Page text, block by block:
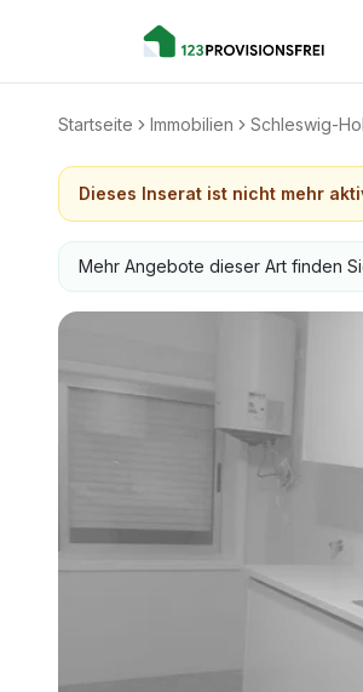
Startseite Immobilien Schleswig-
Dieses Inserat ist nicht mehr
Mehr Angebote dieser Art finden